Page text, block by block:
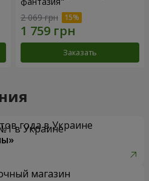
2 069 грн
Заказать
года в Украине
магазин